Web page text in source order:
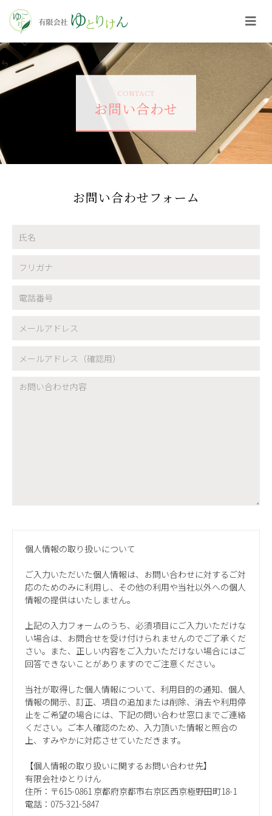
CONTACT
お問い合わせ
お問い合わせフォーム
個人情報の取り扱いについて
ご入力いただいた個人情報は、お問い合わせに対するご対
応のためのみに利用し、その他の利用や当社以外への個人
情報の提供はいたしません。
上記の入力フォームのうち、必須項目にご入力いただけな
い場合は、お問合せを受け付けられませんのでご了承くだ
さい。また、正しい内容をご入力いただけない場合にはご
回答できないことがありますのでご注意ください。
当社が取得した個人情報について、利用目的の通知、個人
情報の開示、訂正、項目の追加または削除、消去や利用停
止をご希望の場合には、下記の問い合わせ窓口までご連絡
ください。ご本人確認のため、入力頂いた情報と照合の
上、すみやかに対応させていただきます。
【個人情報の取り扱いに関するお問い合わせ先】
有限会社ゆとりけん
住所：〒615-0861 京都府京都市右京区西京極野田町18-1
電話：075-321-5847